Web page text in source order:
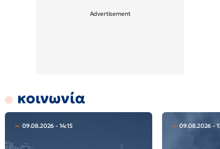
κοινωνία
09.08.2026 - 14:15 09.08.2026 -